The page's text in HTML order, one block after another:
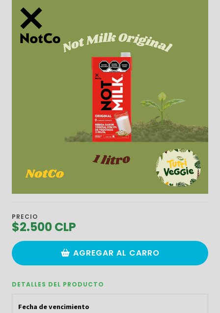
PRECIO
$2.500 CLP
AGREGAR AL CARRO
DETALLES DEL PRODUCTO
Fecha de vencimiento